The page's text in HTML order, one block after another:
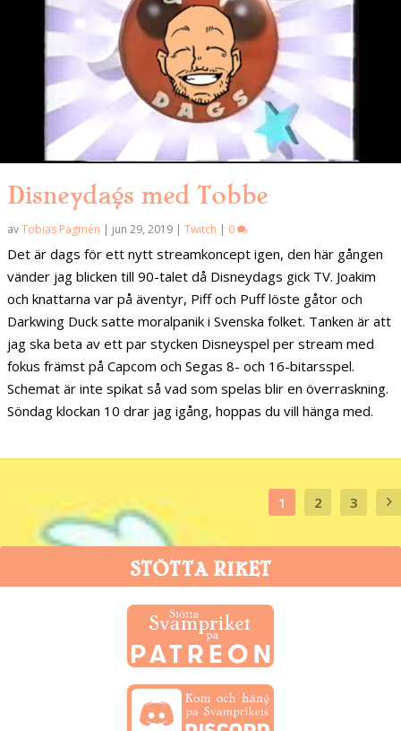
Disneydags med Tobbe
avTobias Pagmén | jun 29, 2019 | Twitch | 0
Det är dags för ett nytt streamkoncept igen, den här gången
vänder jag blicken till 90-talet då Disneydags gick TV. Joakim
och knattarna var på äventyr, Piff och Puff löste gåtor och
Darkwing Duck satte moralpanik i Svenska folket. Tanken är att
jag ska beta av ett par stycken Disneyspel per stream med
fokus främst på Capcom och Segas 8- och 16-bitarsspel.
Schemat är inte spikat så vad som spelas blir en överraskning.
Söndag klockan 10 drar jag igång, hoppas du vill hänga med.
1 2 3
STÖTTA RIKET